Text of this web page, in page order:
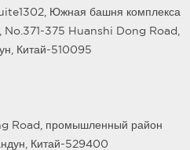
Южная башня комплекса
No.371-375 Huanshi Dong Road,
Китай-510095
Road, промышленный район
Китай-529400